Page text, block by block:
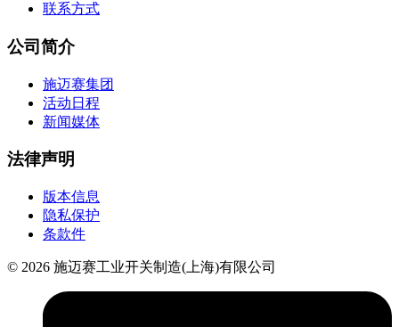
联系方式
公司简介
施迈赛集团
活动日程
新闻媒体
法律声明
版本信息
隐私保护
条款件
© 2026 施迈赛工业开关制造(上海)有限公司